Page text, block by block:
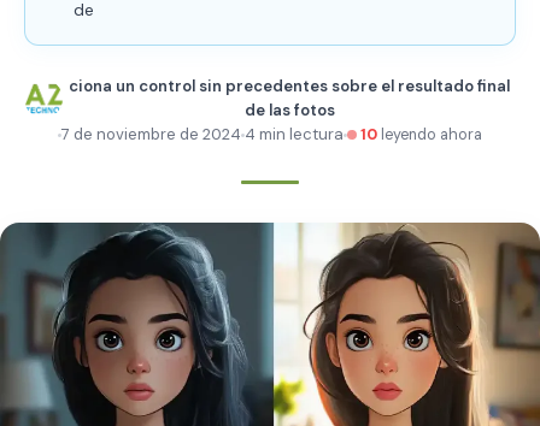
de
ciona un control sin precedentes sobre el resultado final
de las fotos
7 de noviembre de 2024 4 min lectura 10 leyendo ahora